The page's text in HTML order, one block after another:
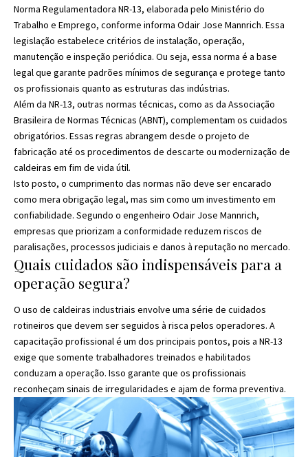
Norma Regulamentadora NR-13, elaborada pelo Ministério do
Trabalho e Emprego, conforme informa Odair Jose Mannrich. Essa
legislação estabelece critérios de instalação, operação,
manutenção e inspeção periódica. Ou seja, essa norma é a base
legal que garante padrões mínimos de segurança e protege tanto
os profissionais quanto as estruturas das indústrias.
Além da NR-13, outras normas técnicas, como as da Associação
Brasileira de Normas Técnicas (ABNT), complementam os cuidados
obrigatórios. Essas regras abrangem desde o projeto de
fabricação até os procedimentos de descarte ou modernização de
caldeiras em fim de vida útil.
Isto posto, o cumprimento das normas não deve ser encarado
como mera obrigação legal, mas sim como um investimento em
confiabilidade. Segundo o engenheiro Odair Jose Mannrich,
empresas que priorizam a conformidade reduzem riscos de
paralisações, processos judiciais e danos à reputação no mercado.
Quais cuidados são indispensáveis para a
operação segura?
O uso de caldeiras industriais envolve uma série de cuidados
rotineiros que devem ser seguidos à risca pelos operadores. A
capacitação profissional é um dos principais pontos, pois a NR-13
exige que somente trabalhadores treinados e habilitados
conduzam a operação. Isso garante que os profissionais
reconheçam sinais de irregularidades e ajam de forma preventiva.